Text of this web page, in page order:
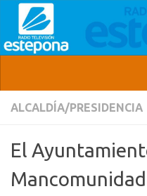
ALCALDÍA/PRESIDENCIA
El